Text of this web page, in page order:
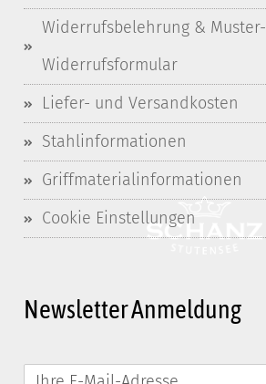
Widerrufsbelehrung & Muster-
Widerrufsformular
Liefer- und Versandkosten
Stahlinformationen
Griffmaterialinformationen
Cookie Einstellungen
Newsletter Anmeldung